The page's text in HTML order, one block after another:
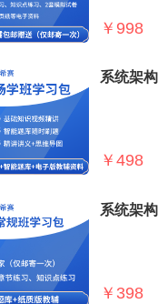
￥ 998
系统架
￥ 498
系统架
￥ 398